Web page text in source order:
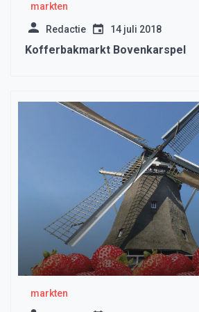
markten
Redactie 14 juli 2018
Kofferbakmarkt Bovenkarspel
markten